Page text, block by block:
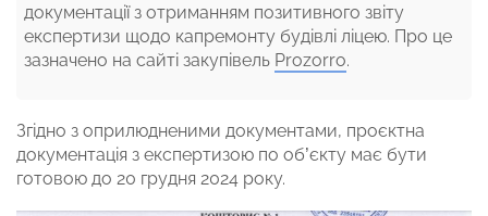
документації з отриманням позитивного звіту
експертизи щодо капремонту будівлі ліцею. Про це
зазначено на сайті закупівель Prozorro.
Згідно з оприлюдненими документами, проєктна
документація з експертизою по об’єкту має бути
готовою до 20 грудня 2024 року.